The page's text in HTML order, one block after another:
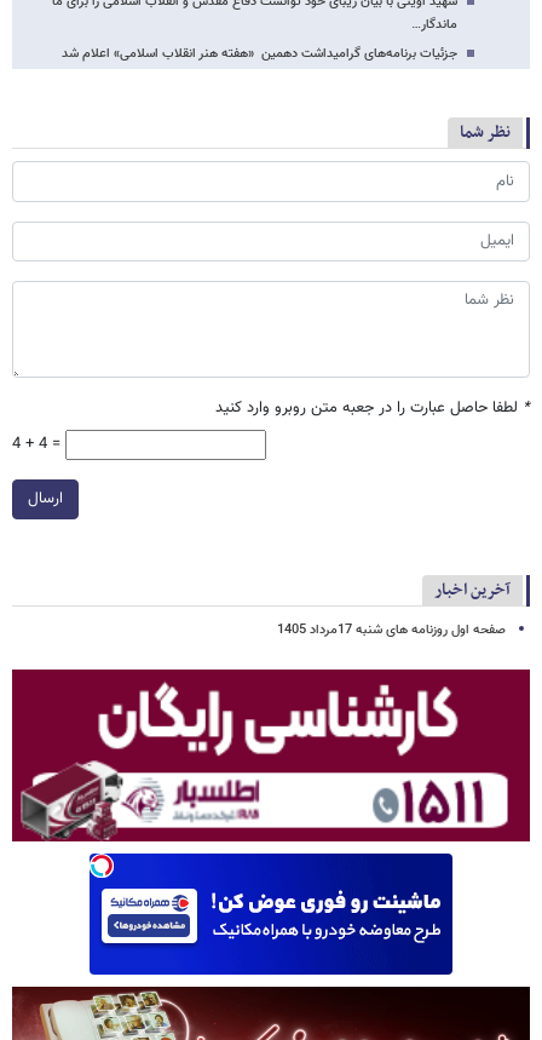
ماندگار…
جزئیات برنامه‌های گرامیداشت دهمین «هفته هنر انقلاب اسلامی» اعلام شد
نظر شما
* لطفا حاصل عبارت را در جعبه متن روبرو وارد کنید
4 + 4 =
ارسال
آخرین اخبار
صفحه اول روزنامه های شنبه 17مرداد 1405